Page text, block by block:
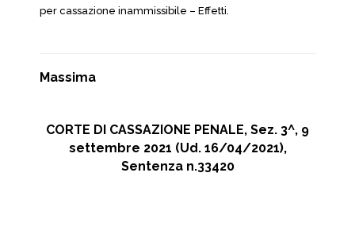
per cassazione inammissibile – Effetti.
Massima
CORTE DI CASSAZIONE PENALE, Sez. 3^, 9
settembre 2021 (Ud. 16/04/2021),
Sentenza n.33420